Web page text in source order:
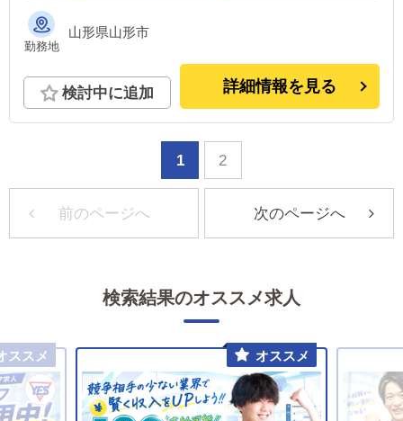
勤務地
山形県山形市
検討中に追加 詳細情報を見る
1 2
前のページへ 次のページへ
検索結果のオススメ求人